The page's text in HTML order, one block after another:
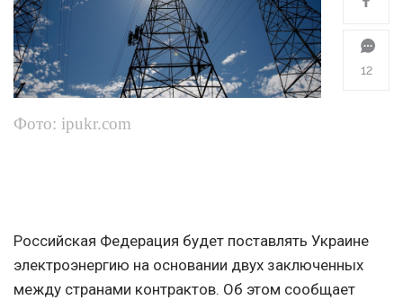
Фото: ipukr.com
12
Российская Федерация будет поставлять Украине
электроэнергию на основании двух заключенных
между странами контрактов. Об этом сообщает